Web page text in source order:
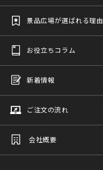
景品広場が選ばれる理由
お役立ちコラム
新着情報
ご注文の流れ
会社概要